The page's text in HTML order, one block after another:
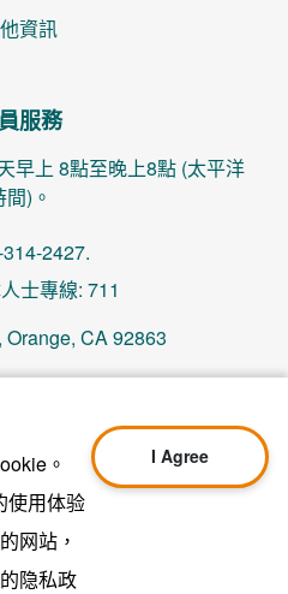
。
使用体验
网站，
隐私政
I Agree
資訊
服務
早上 8點至晚上8點 (太平洋
間)。
2427.
士專線: 711
Orange, CA 92863
年10月01日
2025_3478_M
Website Privacy
律聲明
地图